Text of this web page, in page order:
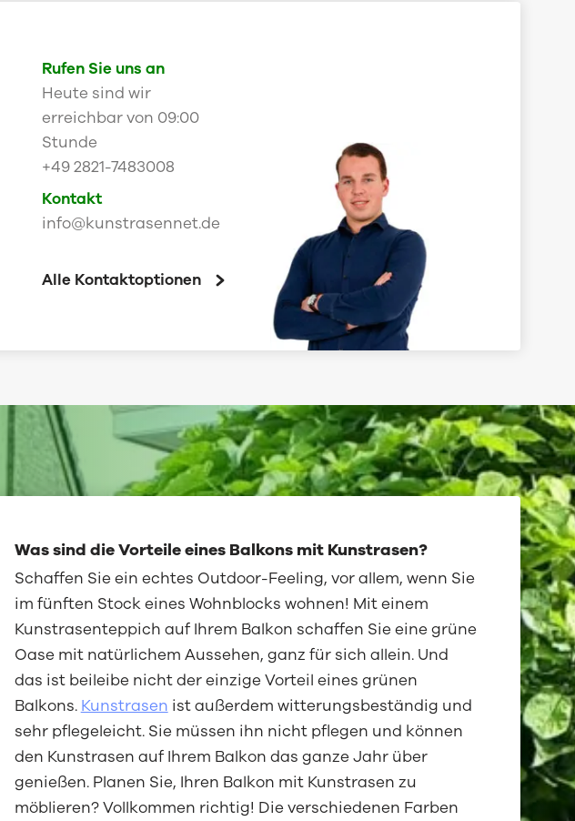
Rufen Sie uns an
Heute sind wir
erreichbar von 09:00
Stunde
+49 2821-7483008
Kontakt
info@kunstrasennet.de
Alle Kontaktoptionen
Was sind die Vorteile eines Balkons mit Kunstrasen?
Schaffen Sie ein echtes Outdoor-Feeling, vor allem, wenn Sie
im fünften Stock eines Wohnblocks wohnen! Mit einem
Kunstrasenteppich auf Ihrem Balkon schaffen Sie eine grüne
Oase mit natürlichem Aussehen, ganz für sich allein. Und
das ist beileibe nicht der einzige Vorteil eines grünen
Balkons. Kunstrasen ist außerdem witterungsbeständig und
sehr pflegeleicht. Sie müssen ihn nicht pflegen und können
den Kunstrasen auf Ihrem Balkon das ganze Jahr über
genießen. Planen Sie, Ihren Balkon mit Kunstrasen zu
möblieren? Vollkommen richtig! Die verschiedenen Farben